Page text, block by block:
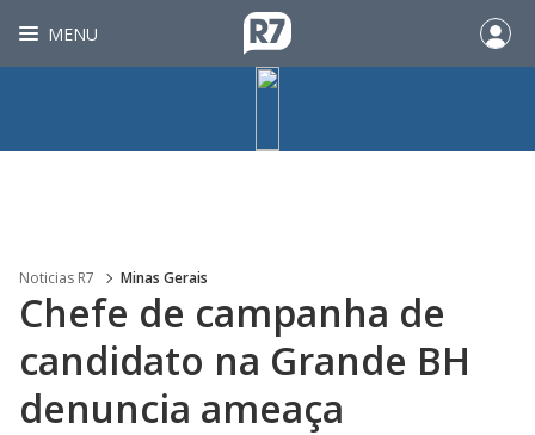
MENU
Noticias R7 Minas Gerais
Chefe de campanha de
candidato na Grande BH
denuncia ameaça